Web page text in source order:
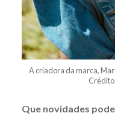
A criadora da marca,
Que novidades